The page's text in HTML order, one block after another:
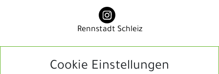
Rennstadt Schleiz
Rennstadt Schleiz
Cookie Einstellungen